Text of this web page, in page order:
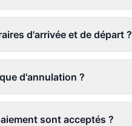
d'arrivée et de départ ?
d'annulation ?
sont acceptés ?